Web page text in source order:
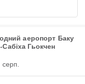
аеропорт Баку
Гьокчен